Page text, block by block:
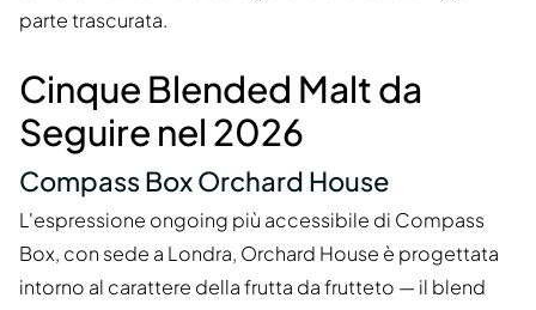
parte trascurata.
Cinque Blended Malt da
Seguire nel 2026
Compass Box Orchard House
L'espressione ongoing più accessibile di Compass
Box, con sede a Londra, Orchard House è progettata
intorno al carattere della frutta da frutteto — il blend